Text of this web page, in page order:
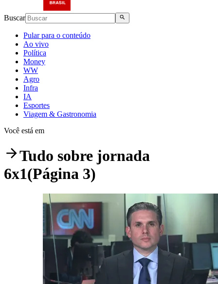
Buscar
Pular para o conteúdo
Ao vivo
Política
Money
WW
Agro
Infra
IA
Esportes
Viagem & Gastronomia
Você está em
Tudo sobre jornada
6x1(Página 3)